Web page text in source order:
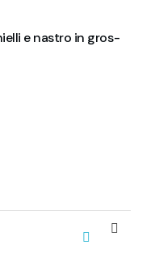
e nastro in gros-